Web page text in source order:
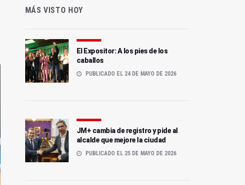
MÁS VISTO HOY
El Expositor: A los pies de los
caballos
PUBLICADO EL 24 DE MAYO DE 2026
JM+ cambia de registro y pide al
alcalde que mejore la ciudad
PUBLICADO EL 25 DE MAYO DE 2026